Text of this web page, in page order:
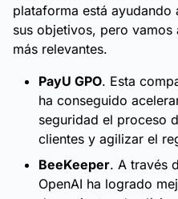
plataforma está ayudando
sus objetivos, pero
más relevantes.
PayU GPO. Esta
ha conseguido
seguridad el proceso
clientes y agilizar el
BeeKeeper. A través
OpenAI ha logrado